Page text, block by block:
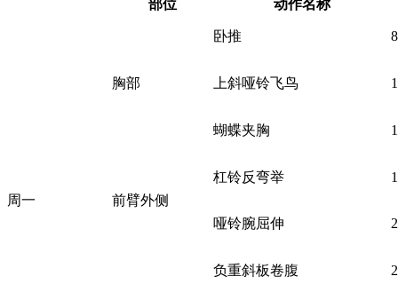
部位 动作名称
周一
胸部
卧推
上斜哑铃飞鸟
蝴蝶夹胸
前臂外侧
杠铃反弯举
哑铃腕屈伸
负重斜板卷腹